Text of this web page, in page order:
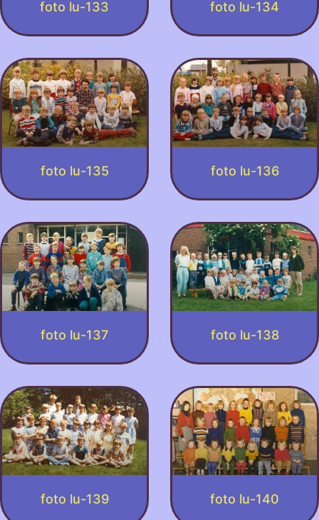
foto lu-133 foto lu-134
foto lu-135 foto lu-136
foto lu-137 foto lu-138
foto lu-139 foto lu-140